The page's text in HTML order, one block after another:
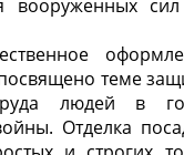
вооруженных сил
посвящено теме
людей в
Отделка